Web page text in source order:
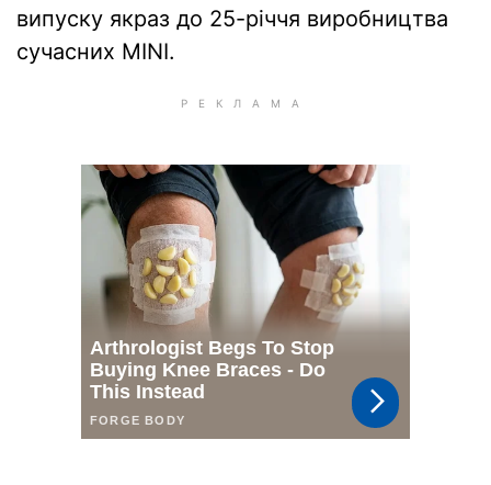
випуску якраз до 25-річчя виробництва
сучасних MINI.